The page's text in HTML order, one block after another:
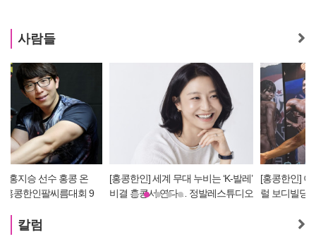
사람들
[홍콩한인] 세계 무대 누비는 ‘K-발레’
비결 홍콩서 연다… 정발레스튜디오
[홍콩한인] 이흥수 약사, 세계적 내추
럴 보디빌딩 대회 WNBF 홍콩서 '마
칼럼